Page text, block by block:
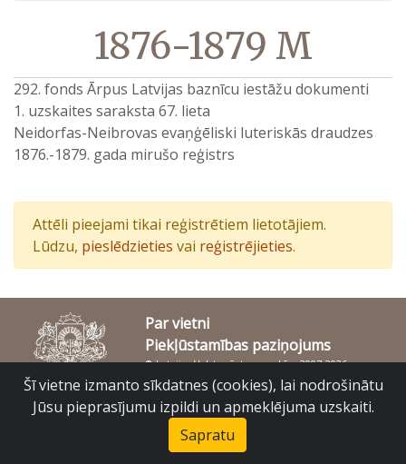
1876-1879 M
292. fonds Ārpus Latvijas baznīcu iestāžu dokumenti
1. uzskaites saraksta 67. lieta
Neidorfas-Neibrovas evaņģēliski luteriskās draudzes
1876.-1879. gada mirušo reģistrs
Attēli pieejami tikai reģistrētiem lietotājiem.
Lūdzu, pieslēdzieties vai reģistrējieties.
Par vietni
Piekļūstamības paziņojums
© Latvijas Valsts vēstures arhīvs 2007-2026
Slokas iela 16, Rīga, LV – 1048
Šī vietne izmanto sīkdatnes (cookies), lai nodrošinātu
Jūsu pieprasījumu izpildi un apmeklējuma uzskaiti.
Sapratu